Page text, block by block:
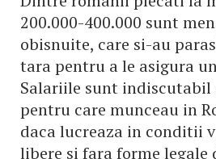
200.000-400.000 sunt
obisnuite, care si-au
tara pentru a le asigura
Salariile sunt indiscutabil
pentru care munceau in
daca lucreaza in conditii
libere si fara forme legale